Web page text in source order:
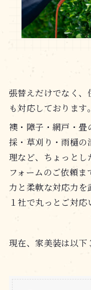
張替えだけでなく
も対応しております。
襖・障子・網戸・畳
採・草刈り・雨樋
理など、ちょっとし
フォームのご依頼
力と柔軟な対応力
１社で丸っとご対応
現在、家美装は以下